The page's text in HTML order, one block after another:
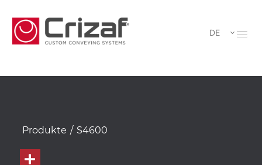
DE
Produkte / S4600